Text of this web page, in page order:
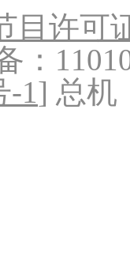
目许可
：
-1] 总机